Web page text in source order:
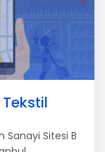
Sitesi B